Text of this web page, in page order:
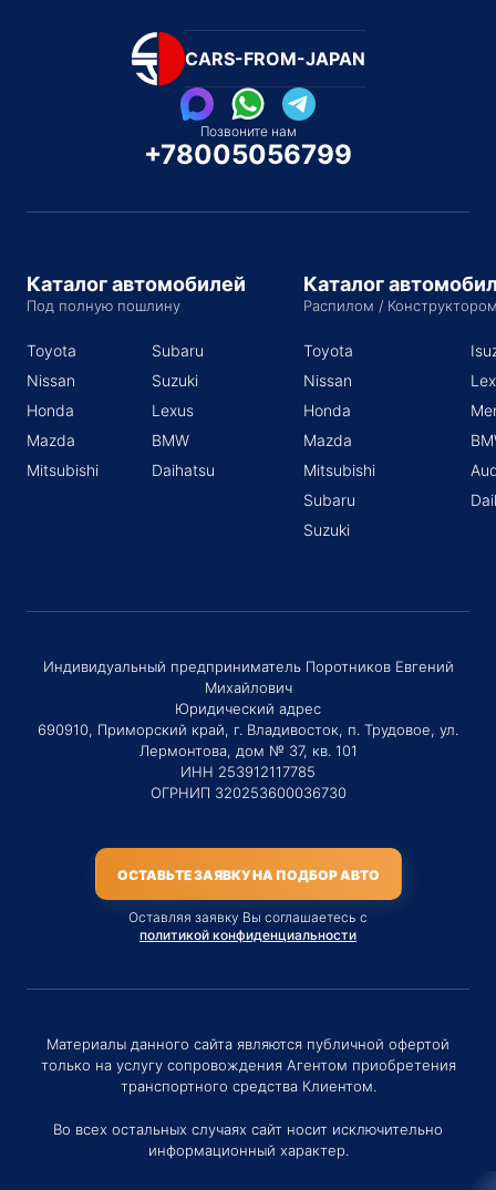
CARS-FROM-JAPAN
Позвоните нам
+78005056799
Каталог автомобилей
Под полную пошлину
Toyota
Nissan
Honda
Mazda
Mitsubishi
Subaru
Suzuki
Lexus
BMW
Daihatsu
Каталог
Распилом /
Toyota
Nissan
Honda
Mazda
Mitsubishi
Subaru
Suzuki
Индивидуальный предприниматель Поротников Евгений
Михайлович
Юридический адрес
690910, Приморский край, г. Владивосток, п. Трудовое, ул.
Лермонтова, дом № 37, кв. 101
ИНН 253912117785
ОГРНИП 320253600036730
ОСТАВЬТЕ ЗАЯВКУ НА ПОДБОР АВТО
Оставляя заявку Вы соглашаетесь с
политикой конфиденциальности
Материалы данного сайта являются публичной офертой
только на услугу сопровождения Агентом приобретения
транспортного средства Клиентом.
Во всех остальных случаях сайт носит исключительно
информационный характер.